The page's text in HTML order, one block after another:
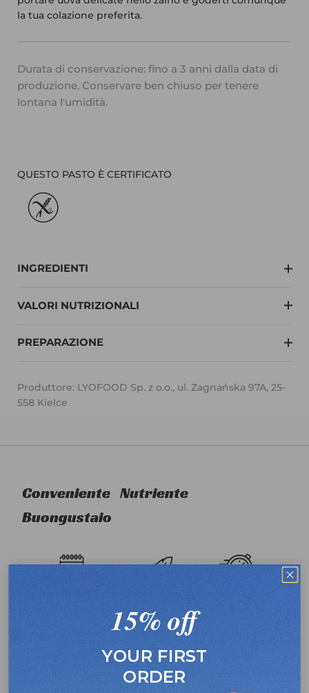
la tua colazione preferita.
Durata di conservazione: fino a 3 anni dalla data di
produzione. Conservare ben chiuso per tenere
lontana l'umidità.
QUESTO PASTO È CERTIFICATO
INGREDIENTI
VALORI NUTRIZIONALI
PREPARAZIONE
Produttore: LYOFOOD Sp. z o.o., ul. Zagnańska 97A, 25-
558 Kielce
Conveniente Nutriente
Buongustaio
Ultraleggero
preparare
Ingredienti con
15% off
YOUR FIRST
ORDER